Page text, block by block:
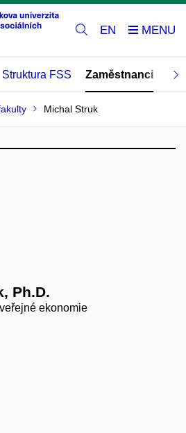
EN
Struktura FSS Zaměstnanci
Michal Struk
Ph.D.
ekonomie